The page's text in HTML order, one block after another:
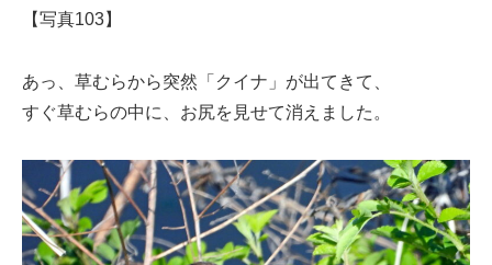
【写真103】
あっ、草むらから突然「クイナ」が出てきて、
すぐ草むらの中に、お尻を見せて消えました。